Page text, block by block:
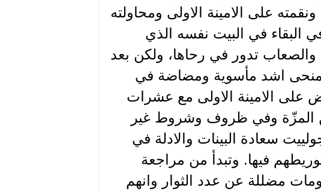
على الامينة الاولى ومحاولته
البقاء في البيت نفسه الذي
والصعاب تدور في رحاها، ولكن بعد
عام 1955 اخذت الامور منحى اشد مأسوية ومضاضة في
على الامينة الاولى مع عشرات
المزّة وفي ظروف وشروط غير
سعادة البينات والادلة في
فيها. وتبدأ من مراجعة
مضللة عن عدد الثوار وانهم